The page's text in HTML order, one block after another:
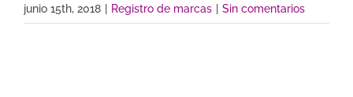
junio 15th, 2018 Registro de marcas Sin comentarios